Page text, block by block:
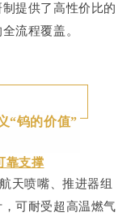
提供了高性价比的
流程覆盖。
“钨的价值”
靠支撑
天喷嘴、推进器组
可耐受超高温燃气